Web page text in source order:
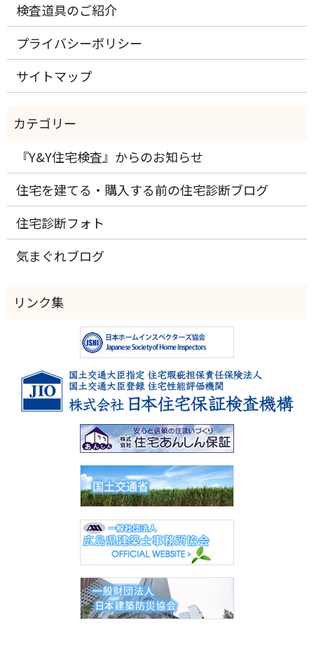
検査道具のご紹介
プライバシーポリシー
サイトマップ
『Y&Y住宅検査』からのお知らせ
住宅を建てる・購入する前の住宅診断ブログ
住宅診断フォト
気まぐれブログ